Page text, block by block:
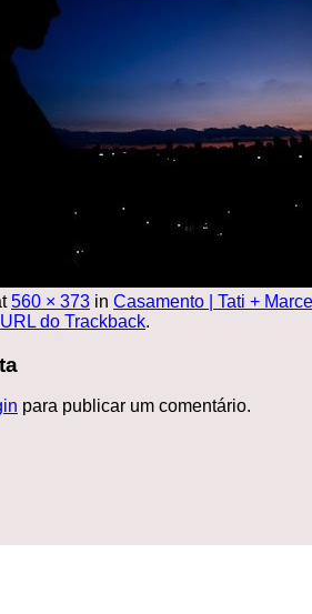
560 × 373 in Casamento | Tati +
URL do Trackback.
para publicar um comentário.